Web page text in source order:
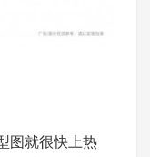
图就很快上热